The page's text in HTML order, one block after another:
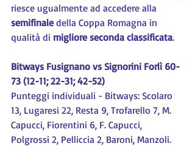
riesce ugualmente ad accedere alla
semifinale della Coppa Romagna in
qualità di migliore seconda classificata.
Bitways Fusignano vs Signorini Forlì 60-
73 (12-11; 22-31; 42-52)
Punteggi individuali - Bitways: Scolaro
13, Lugaresi 22, Resta 9, Trofarello 7, M.
Capucci, Fiorentini 6, F. Capucci,
Polgrossi 2, Pelliccia 2, Baroni, Manzoli.